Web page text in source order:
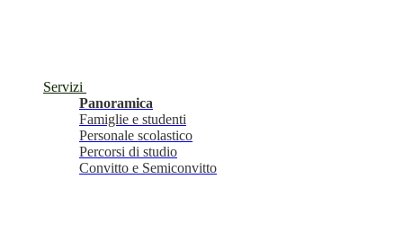
Servizi
Panoramica
Famiglie e studenti
Personale scolastico
Percorsi di studio
Convitto e Semiconvitto